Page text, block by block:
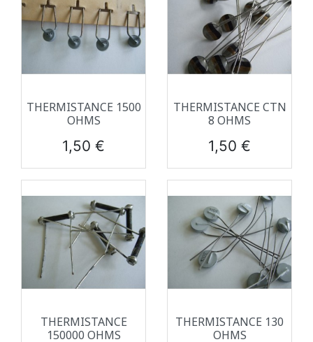
THERMISTANCE 1500
OHMS
Prix
1,50 €
THERMISTANCE CTN
8 OHMS
Prix
1,50 €
THERMISTANCE
150000 OHMS
THERMISTANCE 130
OHMS